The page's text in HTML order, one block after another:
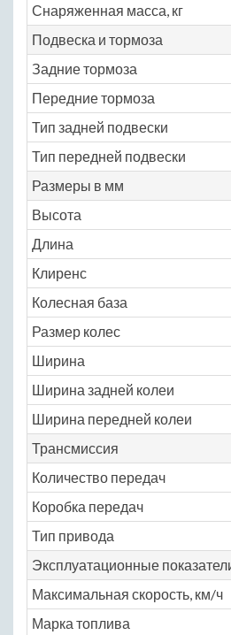
Снаряженная масса, кг
Подвеска и тормоза
Задние тормоза
Передние тормоза
Тип задней подвески
Тип передней подвески
Размеры в мм
Высота
Длина
Клиренс
Колесная база
Размер колес
Ширина
Ширина задней колеи
Ширина передней колеи
Трансмиссия
Количество передач
Коробка передач
Тип привода
Эксплуатационные
Максимальная скорость, км/ч
Марка топлива